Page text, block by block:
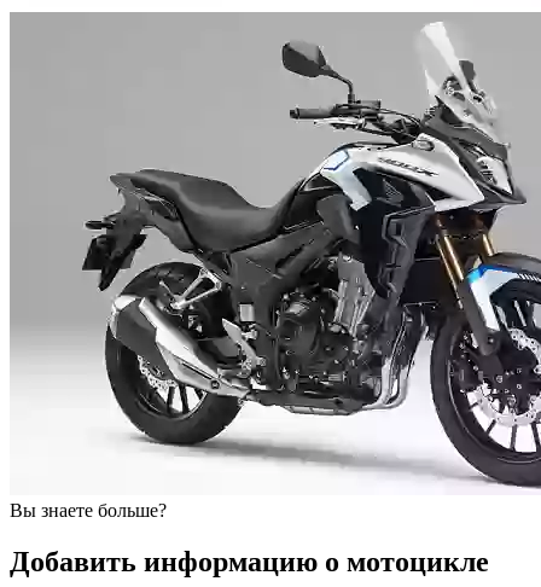
Вы знаете больше?
Добавить информацию о мотоцикле